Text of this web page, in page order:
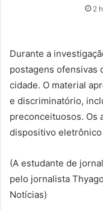
2
Durante a
postagens ofensivas
cidade. O material
e discriminatório,
preconceituosos. Os
dispositivo eletrônico
(A estudante de
pelo jornalista
Notícias)